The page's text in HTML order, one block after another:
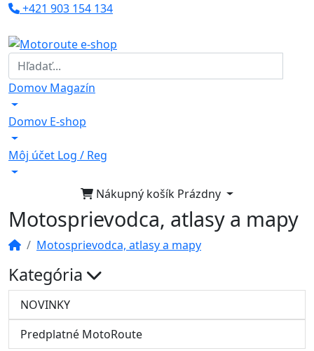
+421 903 154 134
Domov Magazín
Domov E-shop
Môj účet Log / Reg
Nákupný košík Prázdny
Motosprievodca, atlasy a mapy
Motosprievodca, atlasy a mapy
Kategória
NOVINKY
Predplatné MotoRoute